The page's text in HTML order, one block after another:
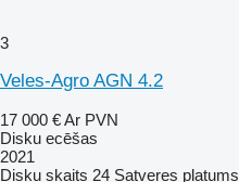
3
Veles-Agro AGN 4.2
17 000 €Ar PVN
Disku ecēšas
2021
Disku skaits 24 Satveres platums